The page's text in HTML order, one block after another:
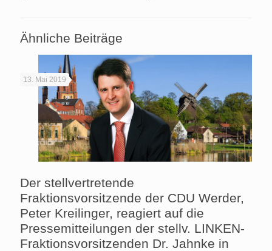
Ähnliche Beiträge
13. Mai 2019
Der stellvertretende
Fraktionsvorsitzende der CDU Werder,
Peter Kreilinger, reagiert auf die
Pressemitteilungen der stellv. LINKEN-
Fraktionsvorsitzenden Dr. Jahnke in